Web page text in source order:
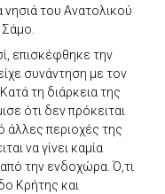
νησιά του Ανατολικού
επισκέφθηκε την
συνάντηση με τον
τη διάρκεια της
ότι δεν πρόκειται
άλλες περιοχές της
να γίνει καμία
την ενδοχώρα. Ό,τι
Κρήτης και